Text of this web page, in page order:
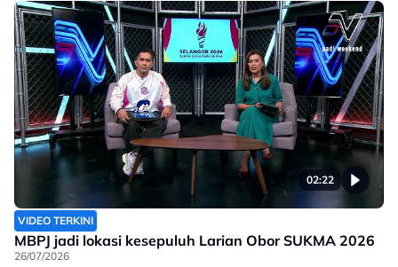
02:22
VIDEO TERKINI
MBPJ jadi lokasi kesepuluh Larian Obor SUKMA 2026
26/07/2026